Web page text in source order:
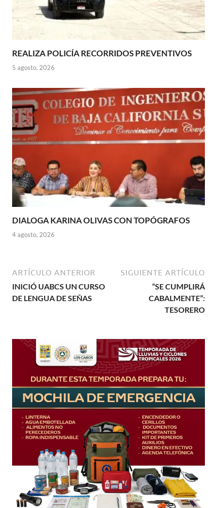
REALIZA POLICÍA RECORRIDOS PREVENTIVOS
5 agosto, 2026
DIALOGA KARINA OLIVAS CON TOPÓGRAFOS
4 agosto, 2026
ARTÍCULO ANTERIOR
INICIÓ UABCS UN CURSO
DE LENGUA DE SEÑAS
SIGUIENTE ARTÍCULO
“SE CUMPLIRÁ
CABALMENTE”:
TESORERO